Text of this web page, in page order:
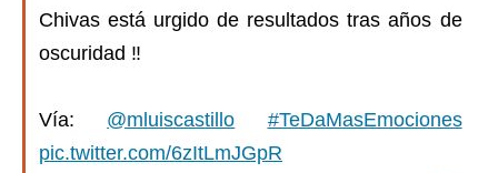
Chivas está urgido de resultados tras años de
oscuridad ‼️
Vía: @mluiscastillo
#TeDaMasEmociones
pic.twitter.com/6zItLmJGpR